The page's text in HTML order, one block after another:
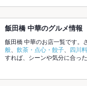
飯田橋 中華のグルメ情報
飯田橋 中華のお店一覧です。
般
飲茶・点心・餃子 四川
すれば、シーンや気分に合っ
や季節のおすすめ
心！24時間使える簡単便利な